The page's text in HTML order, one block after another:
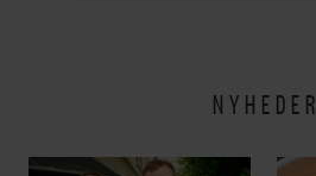
NYHEDER